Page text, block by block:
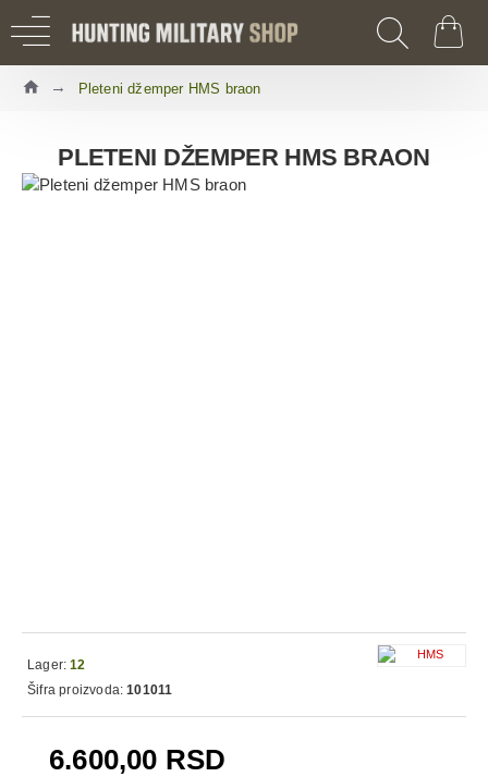
Pleteni džemper HMS braon
PLETENI DŽEMPER HMS BRAON
6.600,00 RSD
Lager: 12
Šifra proizvoda: 101011